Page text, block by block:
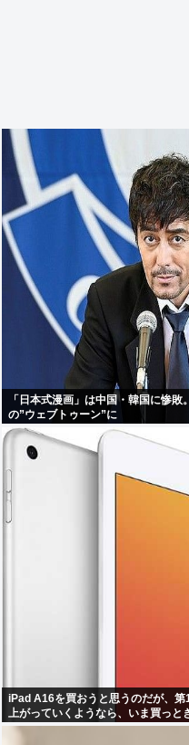
「日本式漫画」は中国・韓国に惨敗
の”ウェブトゥーン”に
iPad A16を買おうと思うのだが、
上がっていくようなら、いま買っと